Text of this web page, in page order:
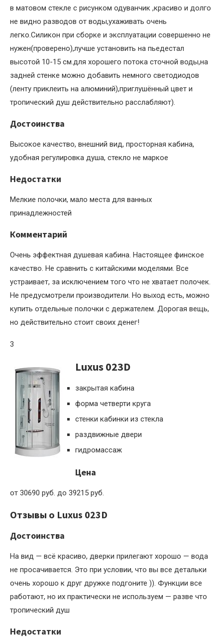
в матовом стекле с рисунком одуванчик ,красиво и долго
не видно разводов от воды,ухаживать очень
легко.Силикон при сборке и эксплуатации совершенно не
нужен(проверено),лучше установить на пьедестал
высотой 10-15 см.для хорошего потока сточной воды,на
задней стенке можно добавить немного светодиодов
(ленту приклеить на алюминий),приглушённый цвет и
тропический душ действительно расслабляют).
Достоинства
Высокое качество, внешний вид, просторная кабина,
удобная регулировка душа, стекло не маркое
Недостатки
Мелкие полочки, мало места для ванных
принадлежностей
Комментарий
Очень эффектная душевая кабина. Настоящее финское
качество. Не сравнить с китайскими моделями. Все
устраивает, за исключением того что не хватает полочек.
Не предусмотрели производители. Но выход есть, можно
купить отдельные полочки с держателем. Дорогая вещь,
но действительно стоит своих денег!
3
Luxus 023D
закрытая кабина
форма четверти круга
стенки кабинки из стекла
раздвижные двери
гидромассаж
Цена
от 30690 руб. до 39215 руб.
Отзывы о Luxus 023D
Достоинства
На вид — всё красиво, дверки прилегают хорошо — вода
не просачивается. Это при условии, что вы все детальки
очень хорошо к друг дружке подгоните )). Функции все
работают, но их практически не используем — разве что
тропический душ
Недостатки